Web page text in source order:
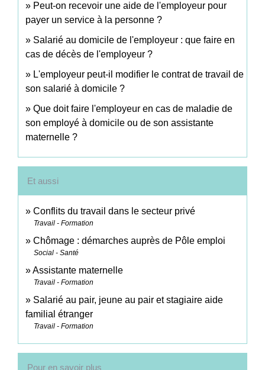
Peut-on recevoir une aide de l'employeur pour
payer un service à la personne ?
Salarié au domicile de l'employeur : que faire en
cas de décès de l'employeur ?
L'employeur peut-il modifier le contrat de travail de
son salarié à domicile ?
Que doit faire l'employeur en cas de maladie de
son employé à domicile ou de son assistante
maternelle ?
Et aussi
Conflits du travail dans le secteur privé
Travail - Formation
Chômage : démarches auprès de Pôle emploi
Social - Santé
Assistante maternelle
Travail - Formation
Salarié au pair, jeune au pair et stagiaire aide
familial étranger
Travail - Formation
Pour en savoir plus